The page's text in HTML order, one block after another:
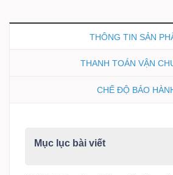
THÔNG TIN SẢN
THANH TOÁN VẬN
CHẾ ĐỘ BẢO
Mục lục bài viết